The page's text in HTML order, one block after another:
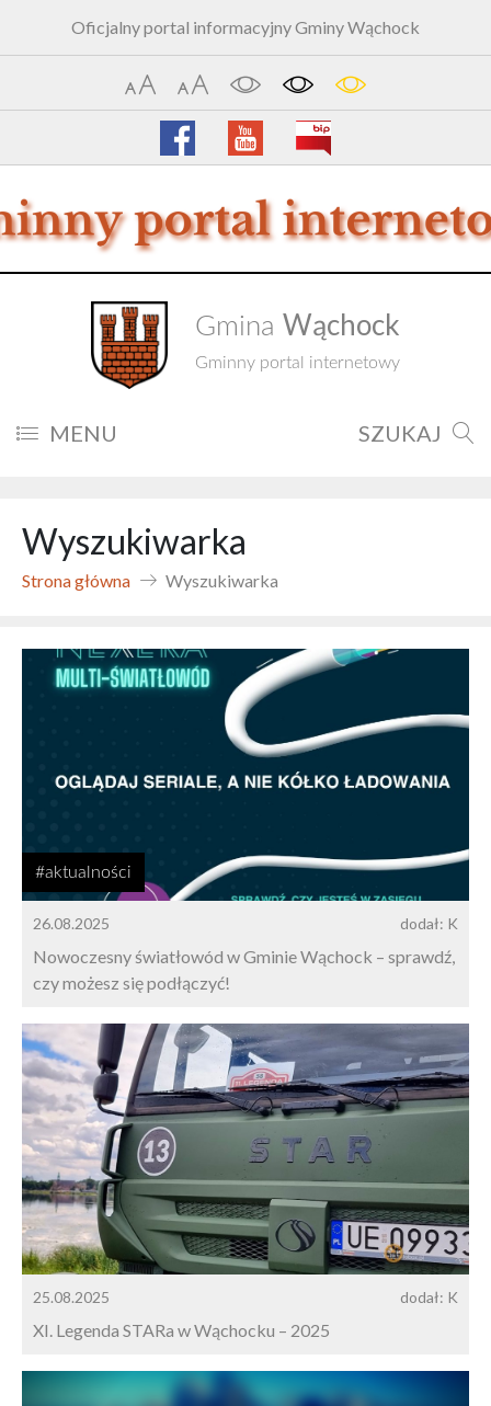
Oficjalny portal informacyjny Gminy Wąchock
Gmina Wąchock
Gminny portal internetowy
MENU SZUKAJ
Wyszukiwarka
Strona główna Wyszukiwarka
#aktualności
26.08.2025 dodał: K
Nowoczesny światłowód w Gminie Wąchock – sprawdź,
czy możesz się podłączyć!
25.08.2025 dodał: K
XI. Legenda STARa w Wąchocku – 2025